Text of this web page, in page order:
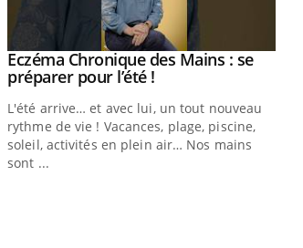
Youtube
Eczéma Chronique des Mains : se
préparer pour l’été !Youtube
L'été arrive… et avec lui, un tout nouveau
rythme de vie ! Vacances, plage, piscine,
soleil, activités en plein air… Nos mains
sont ...